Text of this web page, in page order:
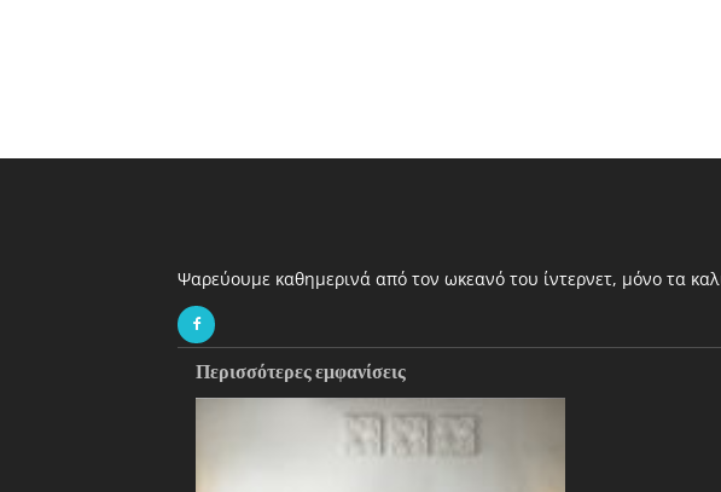
Ψαρεύουμε καθημερινά από τον ωκεανό του ίντερνετ, μόνο τα
Περισσότερες εμφανίσεις